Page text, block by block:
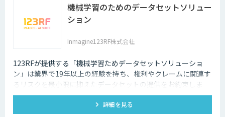
機械学習のためのデータセットソリュー
ション
Inmagine123RF株式会社
123RFが提供する「機械学習ためデータセットソリューショ
ン」は業界で19年以上の経験を持ち、権利やクレームに関連す
るリスクを最小限に抑えたデータセットの提供をお約束しま
す。
詳細を見る